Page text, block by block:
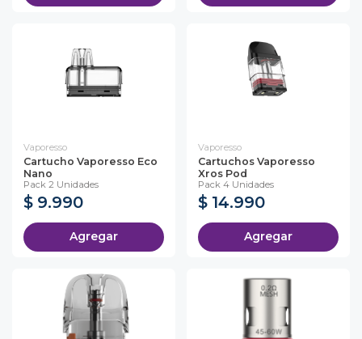
Vaporesso
Cartucho Vaporesso Eco
Nano
Pack 2 Unidades
$ 9.990
Agregar
Vaporesso
Cartuchos Vaporesso
Xros Pod
Pack 4 Unidades
$ 14.990
Agregar